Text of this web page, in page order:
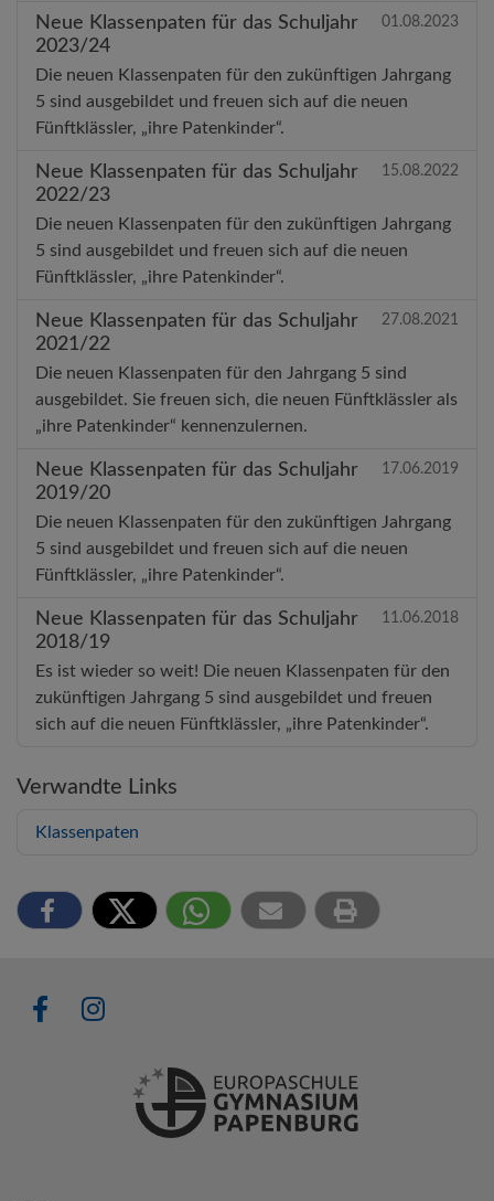
Neue Klassenpaten für das Schuljahr
2023/24
01.08.2023
Die neuen Klassenpaten für den zukünftigen Jahrgang
5 sind ausgebildet und freuen sich auf die neuen
Fünftklässler, „ihre Patenkinder“.
Neue Klassenpaten für das Schuljahr
2022/23
15.08.2022
Die neuen Klassenpaten für den zukünftigen Jahrgang
5 sind ausgebildet und freuen sich auf die neuen
Fünftklässler, „ihre Patenkinder“.
Neue Klassenpaten für das Schuljahr
2021/22
27.08.2021
Die neuen Klassenpaten für den Jahrgang 5 sind
ausgebildet. Sie freuen sich, die neuen Fünftklässler als
„ihre Patenkinder“ kennenzulernen.
Neue Klassenpaten für das Schuljahr
2019/20
17.06.2019
Die neuen Klassenpaten für den zukünftigen Jahrgang
5 sind ausgebildet und freuen sich auf die neuen
Fünftklässler, „ihre Patenkinder“.
Neue Klassenpaten für das Schuljahr
2018/19
11.06.2018
Es ist wieder so weit! Die neuen Klassenpaten für den
zukünftigen Jahrgang 5 sind ausgebildet und freuen
sich auf die neuen Fünftklässler, „ihre Patenkinder“.
Verwandte Links
Klassenpaten